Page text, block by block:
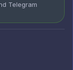
Telegram